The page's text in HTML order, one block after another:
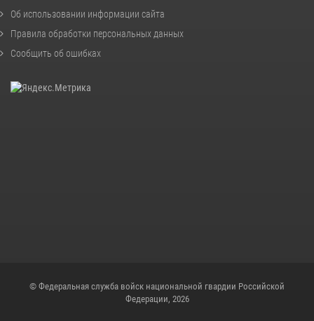
Об использовании информации сайта
Правила обработки персональных данных
Сообщить об ошибках
© Федеральная служба войск национальной гвардии Российской
Федерации, 2026